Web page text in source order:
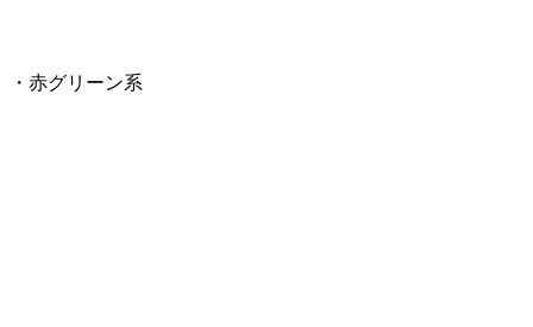
・赤グリーン系